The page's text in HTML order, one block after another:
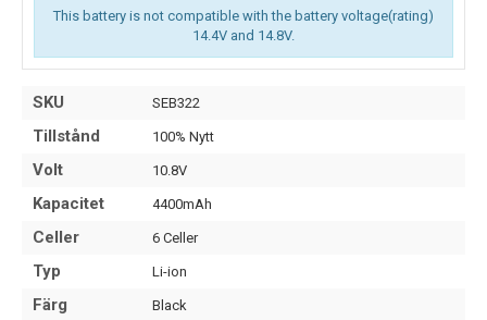
This battery is not compatible with the battery voltage(rating)
14.4V and 14.8V.
SKU SEB322
Tillstånd 100% Nytt
Volt 10.8V
Kapacitet 4400mAh
Celler 6 Celler
Typ Li-ion
Färg Black